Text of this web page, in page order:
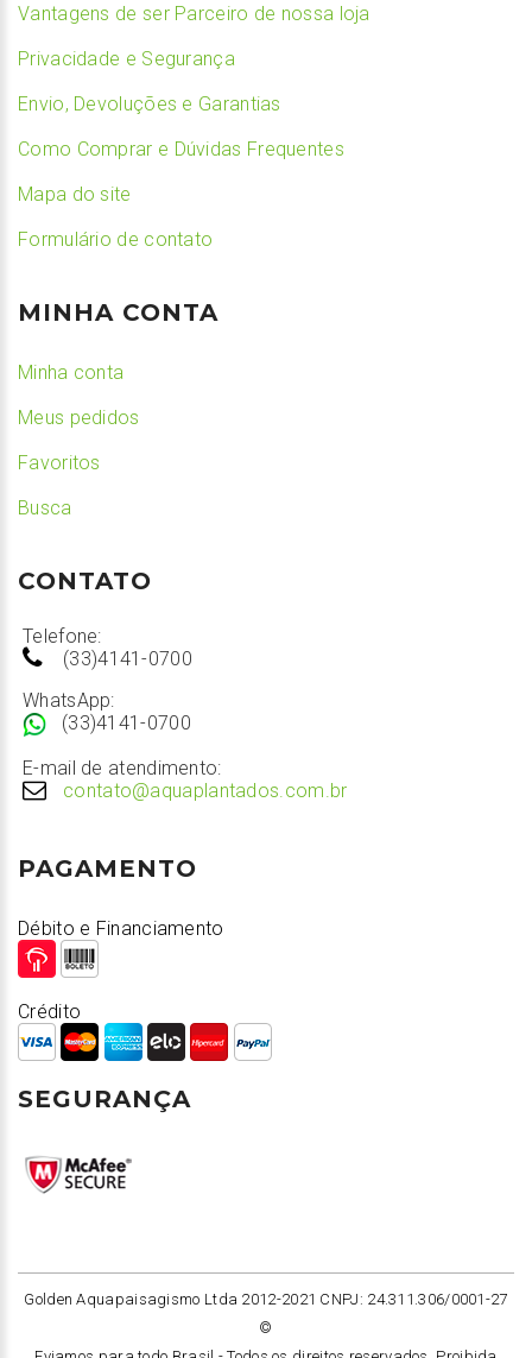
Vantagens de ser Parceiro de nossa loja
Privacidade e Segurança
Envio, Devoluções e Garantias
Como Comprar e Dúvidas Frequentes
Mapa do site
Formulário de contato
MINHA CONTA
Minha conta
Meus pedidos
Favoritos
Busca
CONTATO
Telefone:
(33)4141-0700
WhatsApp:
(33)4141-0700
E-mail de atendimento:
contato@aquaplantados.com.br
PAGAMENTO
Débito e Financiamento
Crédito
SEGURANÇA
Golden Aquapaisagismo Ltda 2012-2021 CNPJ: 24.311.306/0001-27
©